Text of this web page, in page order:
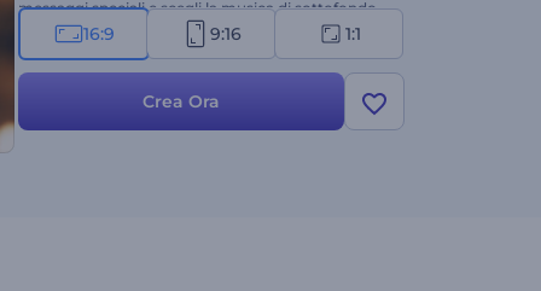
messaggi speciali e scegli la musica di sottofondo
perfetta per creare un'apertura di Ramadan
indimenticabile. Crea ora!
16:9 9:16 1:1
Crea Ora